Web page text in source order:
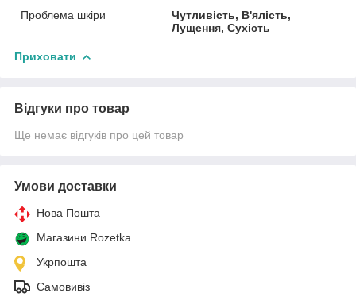
Проблема шкіри
Чутливість, В'ялість,
Лущення, Сухість
Приховати
Відгуки про товар
Ще немає відгуків про цей товар
Умови доставки
Нова Пошта
Магазини Rozetka
Укрпошта
Самовивіз